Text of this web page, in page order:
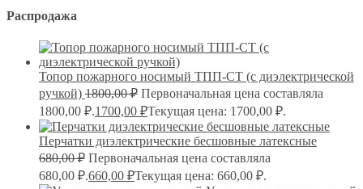
Распродажа
Топор пожарного носимый ТПП-СТ (с диэлектрической
ручкой) 1800,00₽ Первоначальная цена составляла
1800,00 ₽.1700,00 ₽Текущая цена: 1700,00 ₽.
Перчатки диэлектрические бесшовные латексные
680,00₽ Первоначальная цена составляла
680,00 ₽.660,00 ₽Текущая цена: 660,00 ₽.